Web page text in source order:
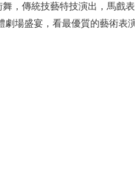
，傳統技藝特技演出，馬戲
劇場盛宴，看最優質的藝術表演